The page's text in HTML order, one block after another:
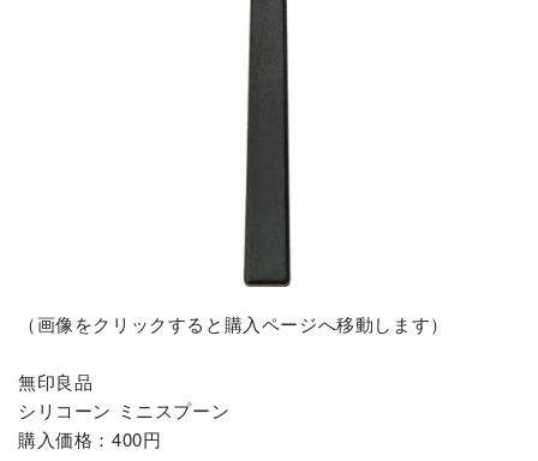
（画像をクリックすると購入ページへ移動します）
無印良品
シリコーン ミニスプーン
購入価格：400円